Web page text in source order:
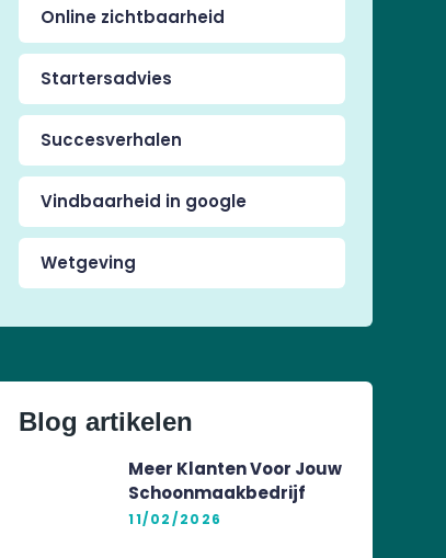
Online zichtbaarheid
Startersadvies
Succesverhalen
Vindbaarheid in google
Wetgeving
Blog artikelen
Meer Klanten Voor Jouw
Schoonmaakbedrijf
11/02/2026